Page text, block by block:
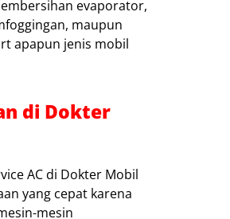
evaporator,
maupun
apapun jenis mobil
di Dokter
AC di Dokter Mobil
yang cepat karena
mesin